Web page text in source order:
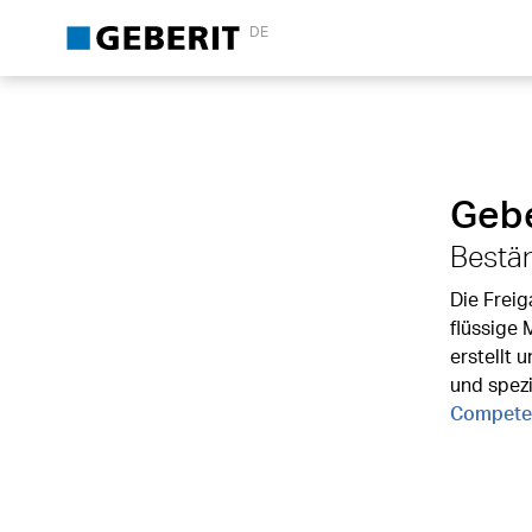
DE
Die
flüssige
erstellt
und